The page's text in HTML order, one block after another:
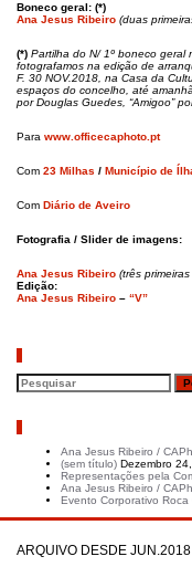
Boneco geral: (*)
Ana Jesus Ribeiro (duas
(*) Partilha do N/ 1º boneco geral
fotografamos na edição de
F. 30 NOV.2018, na Casa da
espaços do concelho, até
por Douglas Guedes, “Amigoo”
Para www.officecaphoto.pt
Com 23 Milhas / Município de
Com Diário de Aveiro
Fotografia / Slider de imagens:
Ana Jesus Ribeiro (três
Edição:
Ana Jesus Ribeiro – “V”
Ana Jesus Ribeiro /
(sem título) Dezembro
Representações pela
Ana Jesus Ribeiro /
Evento Corporativo Roca
ARQUIVO DESDE JUN.2018